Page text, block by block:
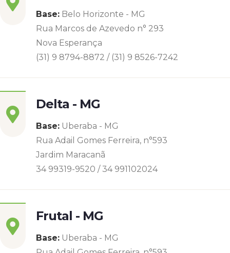
Base: Belo Horizonte - MG
Rua Marcos de Azevedo n° 293
Nova Esperança
(31) 9 8794-8872 / (31) 9 8526-7242
Delta - MG
Base: Uberaba - MG
Rua Adail Gomes Ferreira, n°593
Jardim Maracanã
34 99319-9520 / 34 991102024
Frutal - MG
Base: Uberaba - MG